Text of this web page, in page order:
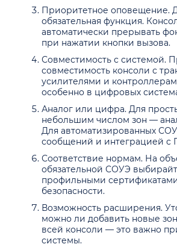
Приоритетное оповещение.
обязательная функция.
автоматически прерывать
при нажатии кнопки вызова.
Совместимость с системой.
совместимость консоли с
усилителями и
особенно в цифровых
Аналог или цифра. Для
небольшим числом зон —
Для автоматизированных
сообщений и интеграцией
Соответствие нормам. На
обязательной СОУЭ
профильными
безопасности.
Возможность расширения.
можно ли добавить новые
всей консоли — это важно
системы.